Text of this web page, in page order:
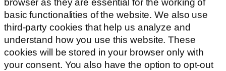
browser as they are essential for the working of
basic functionalities of the website. We also use
third-party cookies that help us analyze and
understand how you use this website. These
cookies will be stored in your browser only with
your consent. You also have the option to opt-out